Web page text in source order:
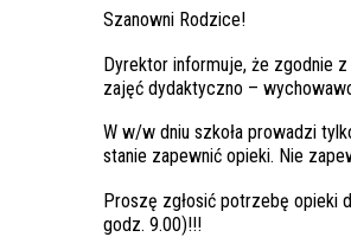
Szanowni Rodzice!
Dyrektor informuje, że zgodnie
zajęć dydaktyczno –
W w/w dniu szkoła prowadzi
stanie zapewnić opieki. Nie
Proszę zgłosić potrzebę opieki
godz. 9.00)!!!